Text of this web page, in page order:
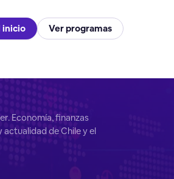
inicio Ver programas
Economía, finanzas
de Chile y el